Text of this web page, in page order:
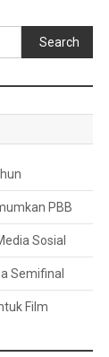
Search
PBB
Sosial
Semifinal
Film